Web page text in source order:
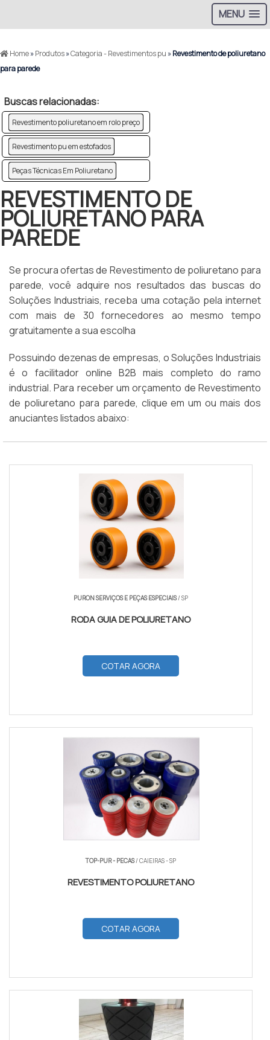
MENU
Home»Produtos»Categoria - Revestimentos pu »Revestimento de poliuretano
para parede
Buscas relacionadas:
Revestimento poliuretano em rolo preço
Revestimento pu em estofados
Peças Técnicas Em Poliuretano
REVESTIMENTO DE
POLIURETANO PARA
PAREDE
Se procura ofertas de Revestimento de poliuretano para
parede, você adquire nos resultados das buscas do
Soluções Industriais, receba uma cotação pela internet
com mais de 30 fornecedores ao mesmo tempo
gratuitamente a sua escolha
Possuindo dezenas de empresas, o Soluções Industriais
é o facilitador online B2B mais completo do ramo
industrial. Para receber um orçamento de Revestimento
de poliuretano para parede, clique em um ou mais dos
anuciantes listados abaixo:
PURON SERVIÇOS E PEÇAS ESPECIAIS/ SP
RODA GUIA DE POLIURETANO
COTAR AGORA
TOP-PUR - PECAS/ CAIEIRAS - SP
REVESTIMENTO POLIURETANO
COTAR AGORA